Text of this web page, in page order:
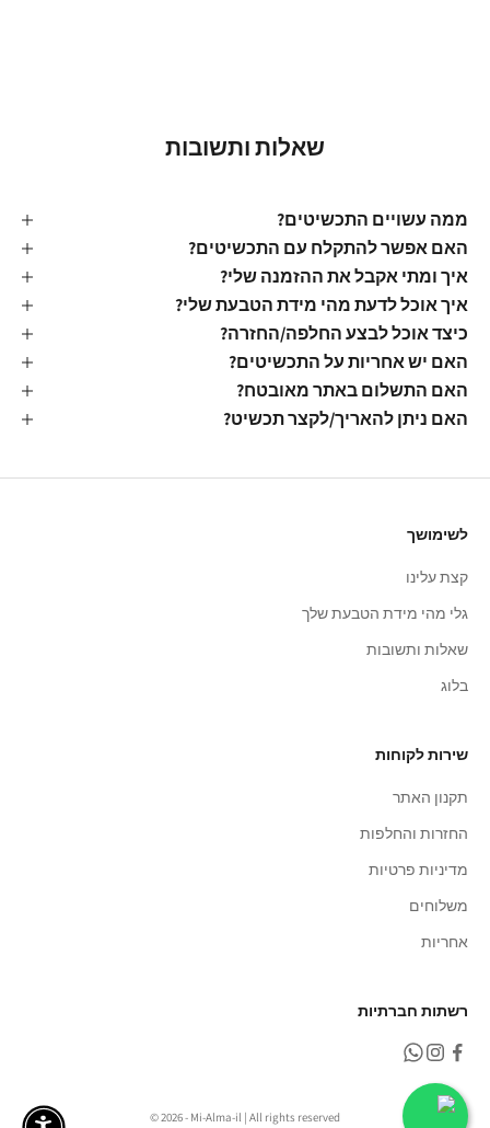
שאלות ותשובות
ממה עשויים התכשיטים?
האם אפשר להתקלח עם התכשיטים?
איך ומתי אקבל את ההזמנה שלי?
איך אוכל לדעת מהי מידת הטבעת שלי?
כיצד אוכל לבצע החלפה/החזרה?
האם יש אחריות על התכשיטים?
האם התשלום באתר מאובטח?
האם ניתן להאריך/לקצר תכשיט?
לשימושך
קצת עלינו
גלי מהי מידת הטבעת שלך
שאלות ותשובות
בלוג
שירות לקוחות
תקנון האתר
החזרות והחלפות
מדיניות פרטיות
משלוחים
אחריות
רשתות חברתיות
© 2026 - Mi-Alma-il | All rights reserved